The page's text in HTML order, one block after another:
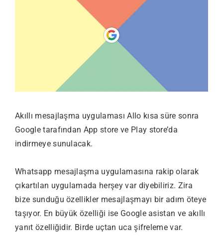
Akıllı mesajlaşma uygulaması Allo kısa süre sonra
Google tarafından App store ve Play store’da
indirmeye sunulacak.
Whatsapp mesajlaşma uygulamasına rakip olarak
çıkartılan uygulamada herşey var diyebiliriz. Zira
bize sunduğu özellikler mesajlaşmayı bir adım öteye
taşıyor. En büyük özelliği ise Google asistan ve akıllı
yanıt özelliğidir. Birde uçtan uca şifreleme var.